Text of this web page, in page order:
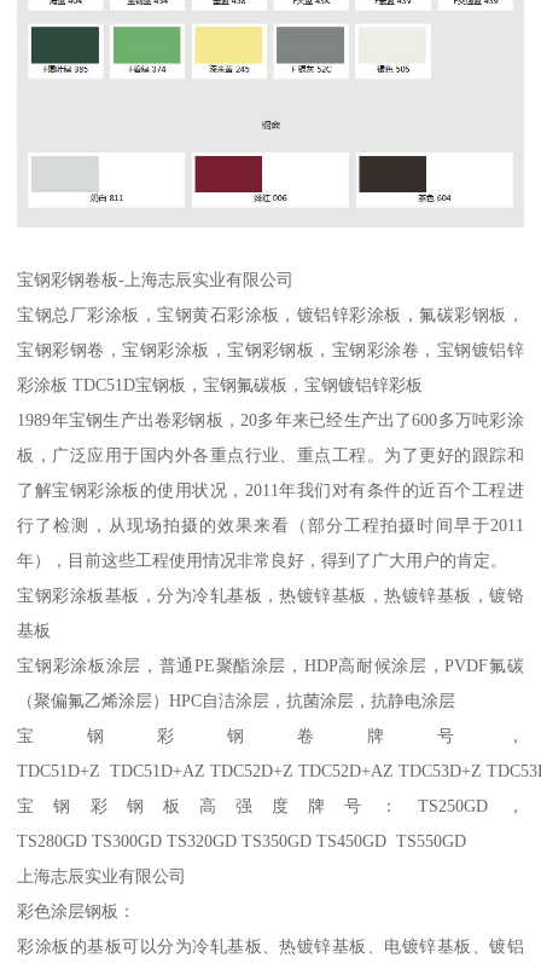
宝钢彩钢卷板-上海志辰实业有限公司
宝钢总厂彩涂板，宝钢黄石彩涂板，镀铝锌彩涂板，氟碳彩钢板，
宝钢彩钢卷，宝钢彩涂板，宝钢彩钢板，宝钢彩涂卷，宝钢镀铝锌
彩涂板 TDC51D宝钢板，宝钢氟碳板，宝钢镀铝锌彩板
1989年宝钢生产出卷彩钢板，20多年来已经生产出了600多万吨彩涂
板，广泛应用于国内外各重点行业、重点工程。为了更好的跟踪和
了解宝钢彩涂板的使用状况，2011年我们对有条件的近百个工程进
行了检测，从现场拍摄的效果来看（部分工程拍摄时间早于2011
年），目前这些工程使用情况非常良好，得到了广大用户的肯定。
宝钢彩涂板基板，分为冷轧基板，热镀锌基板，热镀锌基板，镀铬
基板
宝钢彩涂板涂层，普通PE聚酯涂层，HDP高耐候涂层，PVDF氟碳
（聚偏氟乙烯涂层）HPC自洁涂层，抗菌涂层，抗静电涂层
宝钢彩钢卷牌号，
TDC51D+Z TDC51D+AZ TDC52D+Z TDC52D+AZ TDC53D+Z
宝钢彩钢板高强度牌号：TS250GD，
TS280GD TS300GD TS320GD TS350GD TS450GD TS550GD
上海志辰实业有限公司
彩色涂层钢板：
彩涂板的基板可以分为冷轧基板、热镀锌基板、电镀锌基板、镀铝